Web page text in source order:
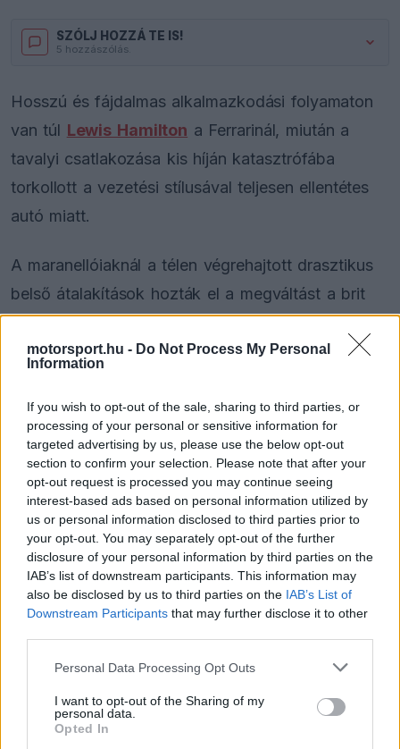
motorsport.hu - Do Not Process My Personal
Information
If you wish to opt-out of the sale, sharing to third parties, or
processing of your personal or sensitive information for
targeted advertising by us, please use the below opt-out
section to confirm your selection. Please note that after your
opt-out request is processed you may continue seeing
interest-based ads based on personal information utilized by
us or personal information disclosed to third parties prior to
your opt-out. You may separately opt-out of the further
disclosure of your personal information by third parties on the
IAB’s list of downstream participants. This information may
also be disclosed by us to third parties on the IAB’s List of
Downstream Participants that may further disclose it to other
Please note that this website/app uses one or more Google
not limited to your visit or usage behaviour. You may click to
grant or deny consent to Google and its third-party tags to
use your data for below specified purposes in below Google
Personal Data Processing Opt Outs
I want to opt-out of the Sharing of my
personal data.
Opted In
SZÓLJ HOZZÁ TE IS!
5 hozzászólás.
Hosszú és fájdalmas alkalmazkodási folyamaton
van túl Lewis Hamilton a Ferrarinál, miután a
tavalyi csatlakozása kis híján katasztrófába
torkollott a vezetési stílusával teljesen ellentétes
autó miatt.
A maranellóiaknál a télen végrehajtott drasztikus
belső átalakítások hozták el a megváltást a brit
pilóta számára. Ennek az átszervezésnek esett
áldozatul korábbi versenymérnöke is, ugyanis
megváltoztatta a hétszeres világbajnok
hozzáállását a mindennapi munkához.
Player
loading.
This
is
a
modal
The media could not be loaded, either because
the server or network failed or because the format
is not supported.
A tavalyi nehézkes SF-25-ös modell